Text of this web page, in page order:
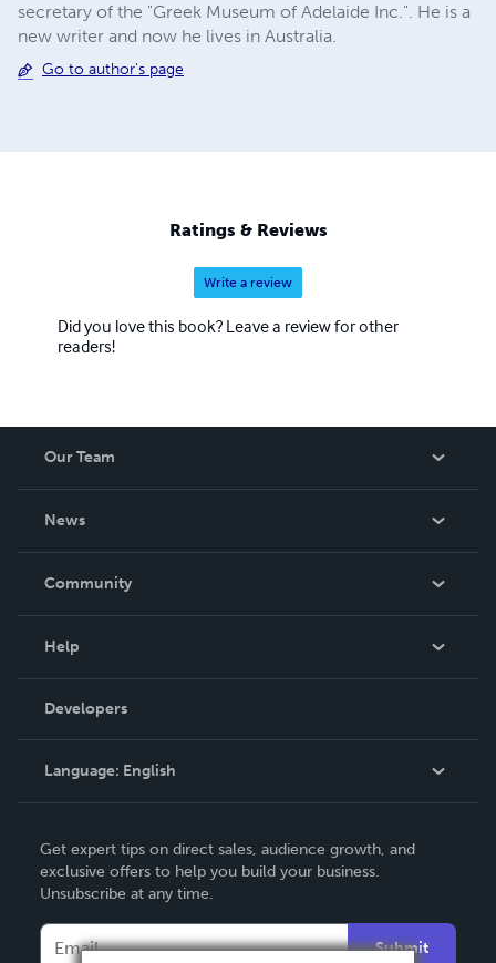
secretary of the "Greek Museum of Adelaide Inc.". He is a
new writer and now he lives in Australia.
Go to author's page
Ratings & Reviews
Write a review
Did you love this book? Leave a review for other
readers!
Our Team
News
In The News
Community
Podcast
Help
Order Lookup
Knowledge Base
Contact Support
Developers
Language: English
Deutsch
Français
Italiano
Get expert tips on direct sales, audience growth, and
exclusive offers to help you build your business.
Unsubscribe at any time.
Submit